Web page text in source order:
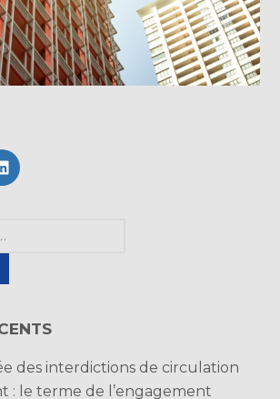
des interdictions de circulation
: le terme de l’engagement